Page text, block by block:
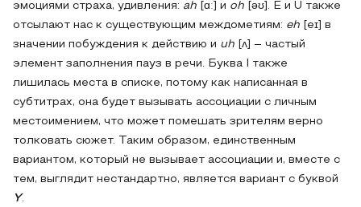
эмоциями страха, удивления: ah [ɑː] и oh [əʊ]. E и U также
отсылают нас к существующим междометиям: eh [eɪ] в
значении побуждения к действию и uh [ʌ] – частый
элемент заполнения пауз в речи. Буква I также
лишилась места в списке, потому как написанная в
субтитрах, она будет вызывать ассоциации с личным
местоимением, что может помешать зрителям верно
толковать сюжет. Таким образом, единственным
вариантом, который не вызывает ассоциации и, вместе с
тем, выглядит нестандартно, является вариант с буквой
Y.